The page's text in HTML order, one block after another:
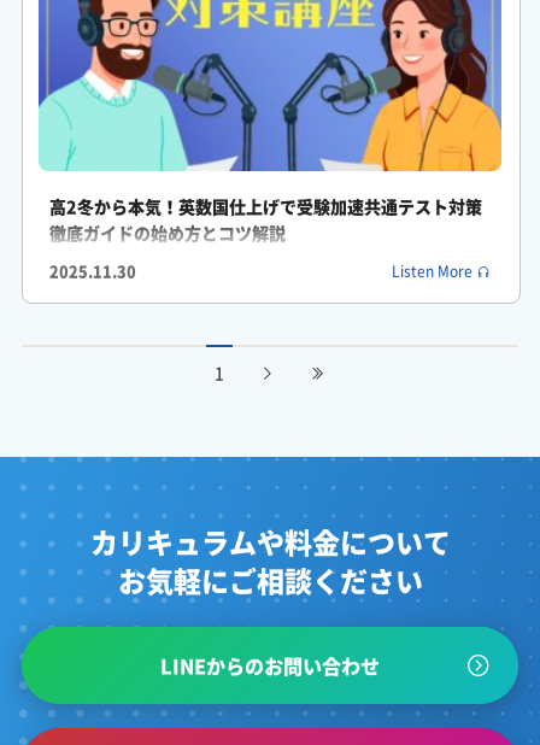
がくしん: まとめると大学受験はただ長時間勉強すればいいとい
うものではないということですね
ふみか: ええ
がくしん: 自分の現在地を正確に把握して効率的な方法で学習を
進めることが何よりも大切だということです
合格に直結しているだろうかって立ち止まって自問自答してみる
のもいいかもしれませんね
回お会いしましょう
がくしん: さようなら
高2冬から本気！英数国仕上げで受験加速共通テスト対策
徹底ガイドの始め方とコツ解説
2025.11.30 Listen More
1
カリキュラムや料金について
お気軽にご相談ください
LINEからのお問い合わせ